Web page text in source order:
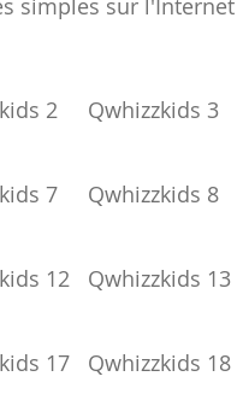
2 Qwhizzkids 3
7 Qwhizzkids 8
12 Qwhizzkids 13
17 Qwhizzkids 18